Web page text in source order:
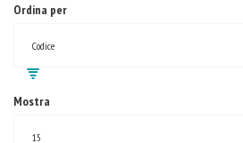
Ordina per
Codice
Mostra
15